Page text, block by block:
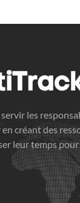
les
créant des
leur temps pour